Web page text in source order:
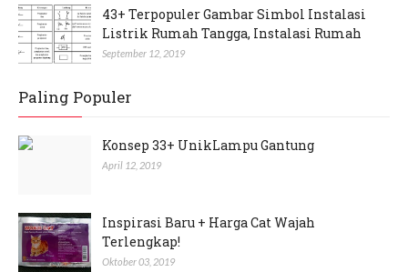
43+ Terpopuler Gambar Simbol Instalasi
Listrik Rumah Tangga, Instalasi Rumah
September 12, 2019
Paling Populer
Konsep 33+ UnikLampu Gantung
April 12, 2019
Inspirasi Baru + Harga Cat Wajah
Terlengkap!
Oktober 03, 2019